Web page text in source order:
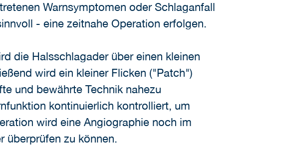
Warnsymptomen oder Schlaganfall
- eine zeitnahe Operation erfolgen.
die Halsschlagader über einen kleinen
wird ein kleiner Flicken ("Patch")
und bewährte Technik nahezu
kontinuierlich kontrolliert, um
wird eine Angiographie noch im
überprüfen zu können.